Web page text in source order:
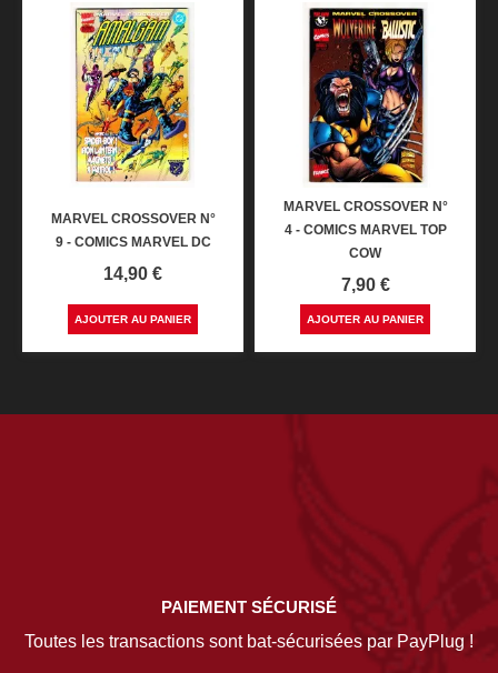
MARVEL CROSSOVER N°
9 - COMICS MARVEL DC
Prix
14,90 €
AJOUTER AU PANIER
MARVEL CROSSOVER N°
4 - COMICS MARVEL TOP
COW
Prix
7,90 €
AJOUTER AU PANIER
PAIEMENT SÉCURISÉ
Toutes les transactions sont bat-sécurisées par PayPlug !